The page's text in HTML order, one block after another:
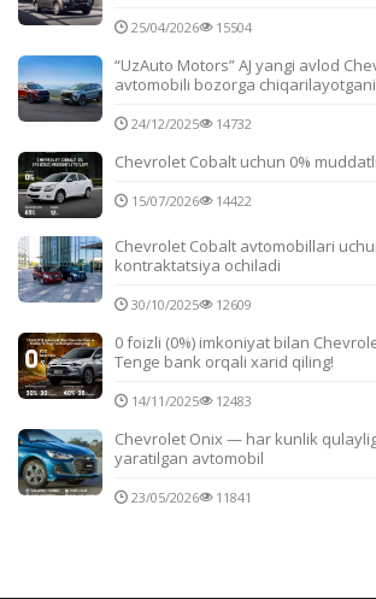
25/04/2026 15504
“UzAuto Motors” AJ yangi avlod
avtomobili bozorga
24/12/2025 14732
Chevrolet Cobalt uchun 0%
15/07/2026 14422
Chevrolet Cobalt avtomobillari
kontraktatsiya ochiladi
30/10/2025 12609
0 foizli (0%) imkoniyat bilan
Tenge bank orqali xarid qiling!
14/11/2025 12483
Chevrolet Onix — har kunlik
yaratilgan avtomobil
23/05/2026 11841